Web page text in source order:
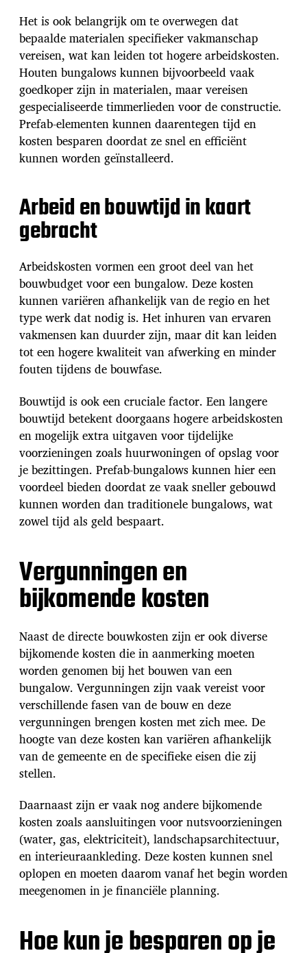
Het is ook belangrijk om te overwegen dat
bepaalde materialen specifieker vakmanschap
vereisen, wat kan leiden tot hogere arbeidskosten.
Houten bungalows kunnen bijvoorbeeld vaak
goedkoper zijn in materialen, maar vereisen
gespecialiseerde timmerlieden voor de constructie.
Prefab-elementen kunnen daarentegen tijd en
kosten besparen doordat ze snel en efficiënt
kunnen worden geïnstalleerd.
Arbeid en bouwtijd in kaart
gebracht
Arbeidskosten vormen een groot deel van het
bouwbudget voor een bungalow. Deze kosten
kunnen variëren afhankelijk van de regio en het
type werk dat nodig is. Het inhuren van ervaren
vakmensen kan duurder zijn, maar dit kan leiden
tot een hogere kwaliteit van afwerking en minder
fouten tijdens de bouwfase.
Bouwtijd is ook een cruciale factor. Een langere
bouwtijd betekent doorgaans hogere arbeidskosten
en mogelijk extra uitgaven voor tijdelijke
voorzieningen zoals huurwoningen of opslag voor
je bezittingen. Prefab-bungalows kunnen hier een
voordeel bieden doordat ze vaak sneller gebouwd
kunnen worden dan traditionele bungalows, wat
zowel tijd als geld bespaart.
Vergunningen en
bijkomende kosten
Naast de directe bouwkosten zijn er ook diverse
bijkomende kosten die in aanmerking moeten
worden genomen bij het bouwen van een
bungalow. Vergunningen zijn vaak vereist voor
verschillende fasen van de bouw en deze
vergunningen brengen kosten met zich mee. De
hoogte van deze kosten kan variëren afhankelijk
van de gemeente en de specifieke eisen die zij
stellen.
Daarnaast zijn er vaak nog andere bijkomende
kosten zoals aansluitingen voor nutsvoorzieningen
(water, gas, elektriciteit), landschapsarchitectuur,
en interieuraankleding. Deze kosten kunnen snel
oplopen en moeten daarom vanaf het begin worden
meegenomen in je financiële planning.
Hoe kun je besparen op je